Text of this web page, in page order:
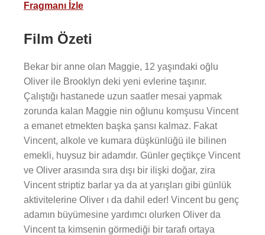
Fragmanı İzle
Film Özeti
Bekar bir anne olan Maggie, 12 yaşındaki oğlu
Oliver ile Brooklyn deki yeni evlerine taşınır.
Çalıştığı hastanede uzun saatler mesai yapmak
zorunda kalan Maggie nin oğlunu komşusu Vincent
a emanet etmekten başka şansı kalmaz. Fakat
Vincent, alkole ve kumara düşkünlüğü ile bilinen
emekli, huysuz bir adamdır. Günler geçtikçe Vincent
ve Oliver arasında sıra dışı bir ilişki doğar, zira
Vincent striptiz barlar ya da at yarışları gibi günlük
aktivitelerine Oliver ı da dahil eder! Vincent bu genç
adamın büyümesine yardımcı olurken Oliver da
Vincent ta kimsenin görmediği bir tarafı ortaya